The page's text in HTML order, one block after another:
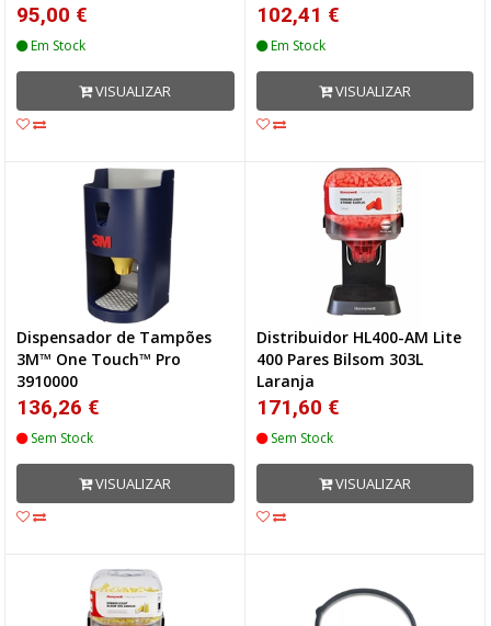
95,00 €
Em Stock
VISUALIZAR
102,41 €
Em Stock
VISUALIZAR
Dispensador de Tampões
3M™ One Touch™ Pro
3910000
136,26 €
Sem Stock
VISUALIZAR
Distribuidor HL400-AM Lite
400 Pares Bilsom 303L
Laranja
171,60 €
Sem Stock
VISUALIZAR